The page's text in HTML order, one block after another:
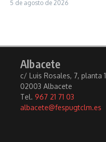
5 de agosto de 2026
Albacete
c/ Luis Rosales, 7, planta 1
02003 Albacete
Tel. 967 21 71 03
albacete@fespugtclm.es